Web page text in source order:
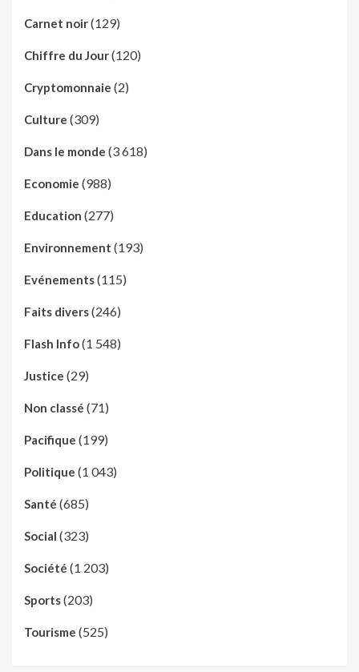
Carnet noir(129)
Chiffre du Jour(120)
Cryptomonnaie (2)
Culture (309)
Dans le monde (3 618)
Economie (988)
Education (277)
Environnement (193)
Evénements(115)
Faits divers(246)
Flash Info(1 548)
Justice (29)
Non classé (71)
Pacifique (199)
Politique (1 043)
Santé (685)
Social (323)
Société (1 203)
Sports(203)
Tourisme (525)